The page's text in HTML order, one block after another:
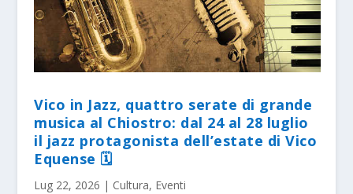
Vico in Jazz, quattro serate di grande
musica al Chiostro: dal 24 al 28 luglio
il jazz protagonista dell’estate di Vico
Equense 🗓
Lug 22, 2026 | Cultura, Eventi